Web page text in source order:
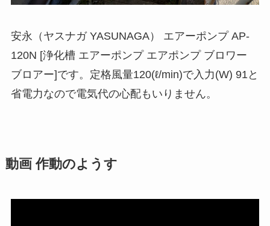
安永（ヤスナガ YASUNAGA） エアーポンプ AP-
120N [浄化槽 エアーポンプ エアポンプ ブロワー
ブロアー]です。定格風量120(ℓ/min)で入力(W) 91と
省電力なので電気代の心配もいりません。
動画 作動のようす